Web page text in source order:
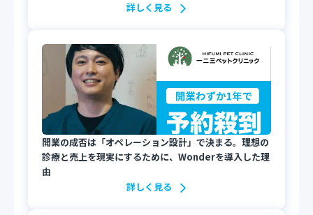
詳しく見る
開業の成否は「オペレーション設計」で決まる。理想の
診療と売上を現実にするために、Wonderを導入した理
由
詳しく見る